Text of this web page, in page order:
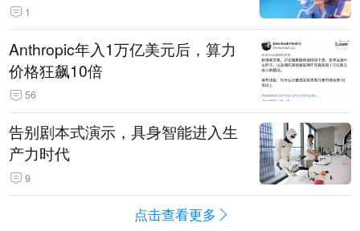
1
Anthropic年入1万亿美元后，算力
价格狂飙10倍
56
告别剧本式演示，具身智能进入生
产力时代
9
点击查看更多